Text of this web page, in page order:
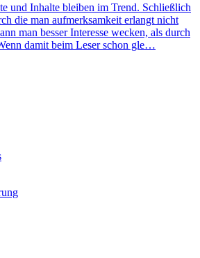
und Inhalte bleiben im Trend. Schließlich
die man aufmerksamkeit erlangt nicht
man besser Interesse wecken, als durch
damit beim Leser schon gle…